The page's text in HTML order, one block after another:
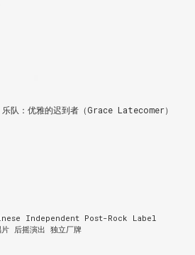
队：优雅的迟到者（Grace Latecomer）
Independent Post-Rock Label
片 后摇演出 独立厂牌